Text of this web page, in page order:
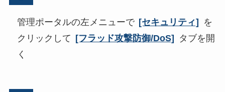
管理ポータルの左メニューで [セキュリティ] を
クリックして [フラッド攻撃防御/DoS] タブを開
く